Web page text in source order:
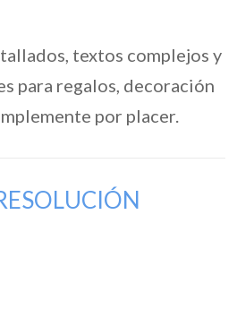
textos complejos y
para regalos, decoración
por placer.